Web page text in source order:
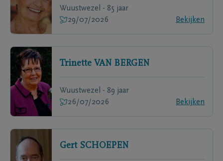
Wuustwezel - 85 jaar
29/07/2026
Bekijken
Trinette VAN BERGEN
Wuustwezel - 89 jaar
26/07/2026
Bekijken
Gert SCHOEPEN